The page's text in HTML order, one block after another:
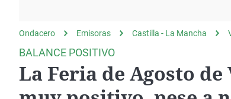
gato
Operación Viuda
Negra
Ondacero Emisoras Castilla - La Mancha
BALANCE POSITIVO
La Feria de Agosto